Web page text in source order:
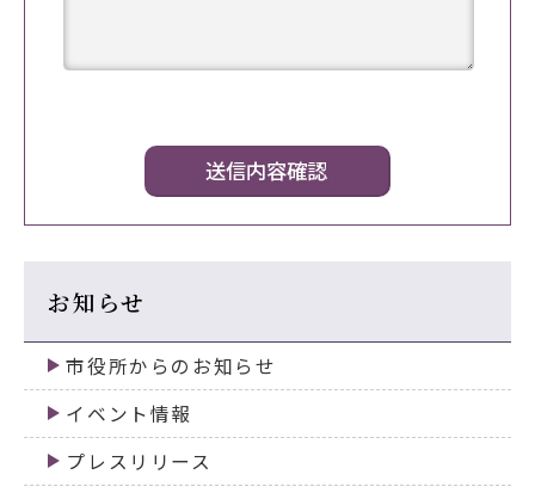
お知らせ
市役所からのお知らせ
イベント情報
プレスリリース